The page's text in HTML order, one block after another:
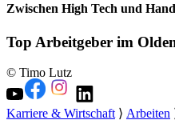
Zwischen High Tech und
Top Arbeitgeber im
© Timo Lutz
Karriere & Wirtschaft⟩ Arbeiten